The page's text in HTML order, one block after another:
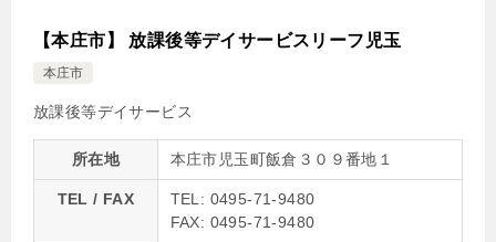
【本庄市】 放課後等デイサービスリーフ児玉
本庄市
放課後等デイサービス
所在地 本庄市児玉町飯倉３０９番地１
TEL / FAX
TEL: 0495-71-9480
FAX: 0495-71-9480